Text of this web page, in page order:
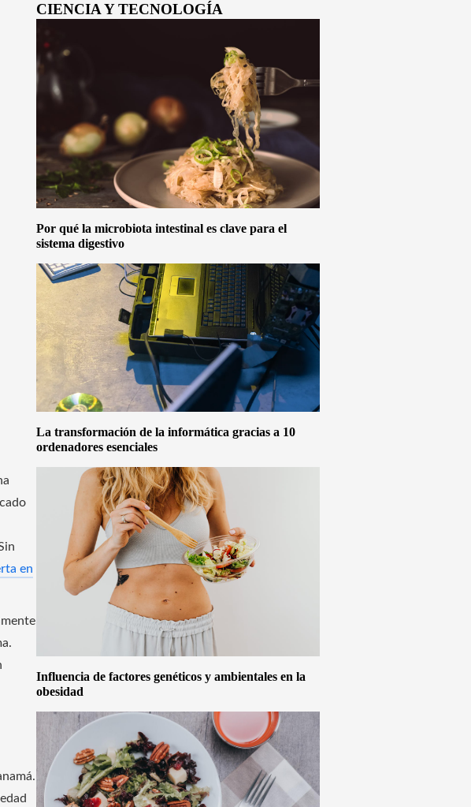
en
CIENCIA Y TECNOLOGÍA
Por qué la microbiota intestinal es clave para el
sistema digestivo
La transformación de la informática gracias a 10
ordenadores esenciales
Influencia de factores genéticos y ambientales en la
obesidad